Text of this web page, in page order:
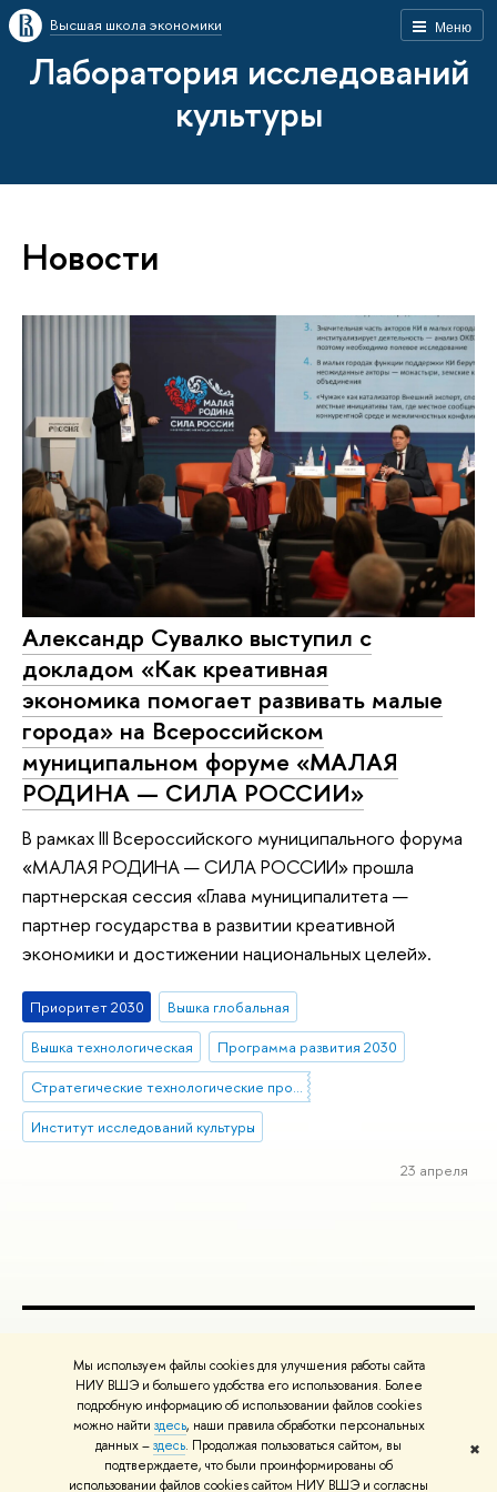
Мы используем файлы cookies для улучшения работы сайта
НИУ ВШЭ и большего удобства его использования. Более
подробную информацию об использовании файлов cookies
можно найти здесь, наши правила обработки персональных
данных –здесь. Продолжая пользоваться сайтом, вы
подтверждаете, что были проинформированы об
использовании файлов cookies сайтом НИУ ВШЭ и согласны
✖
Меню
Высшая школа экономики
Лаборатория исследований
культуры
Новости
Александр Сувалко выступил с
докладом «Как креативная
экономика помогает развивать малые
города» на Всероссийском
муниципальном форуме «МАЛАЯ
РОДИНА — СИЛА РОССИИ»
В рамках III Всероссийского муниципального форума
«МАЛАЯ РОДИНА — СИЛА РОССИИ» прошла
партнерская сессия «Глава муниципалитета —
партнер государства в развитии креативной
экономики и достижении национальных целей».
Приоритет 2030
Вышка глобальная
Вышка технологическая
Программа развития 2030
Стратегические технологические проекты
Институт исследований культуры
23 апреля
Министерство науки и высшего образования РФ
Министерство просвещения РФ
Массовые открытые онлайн-курсы
© НИУ ВШЭ 1993–2026 Адреса и контакты Условия использования